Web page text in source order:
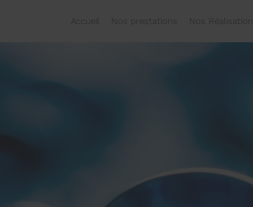
Accueil Nos prestations Nos Réalisations